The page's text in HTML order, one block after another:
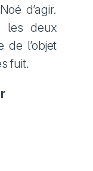
d’agir.
les deux
de l’objet
fuit.